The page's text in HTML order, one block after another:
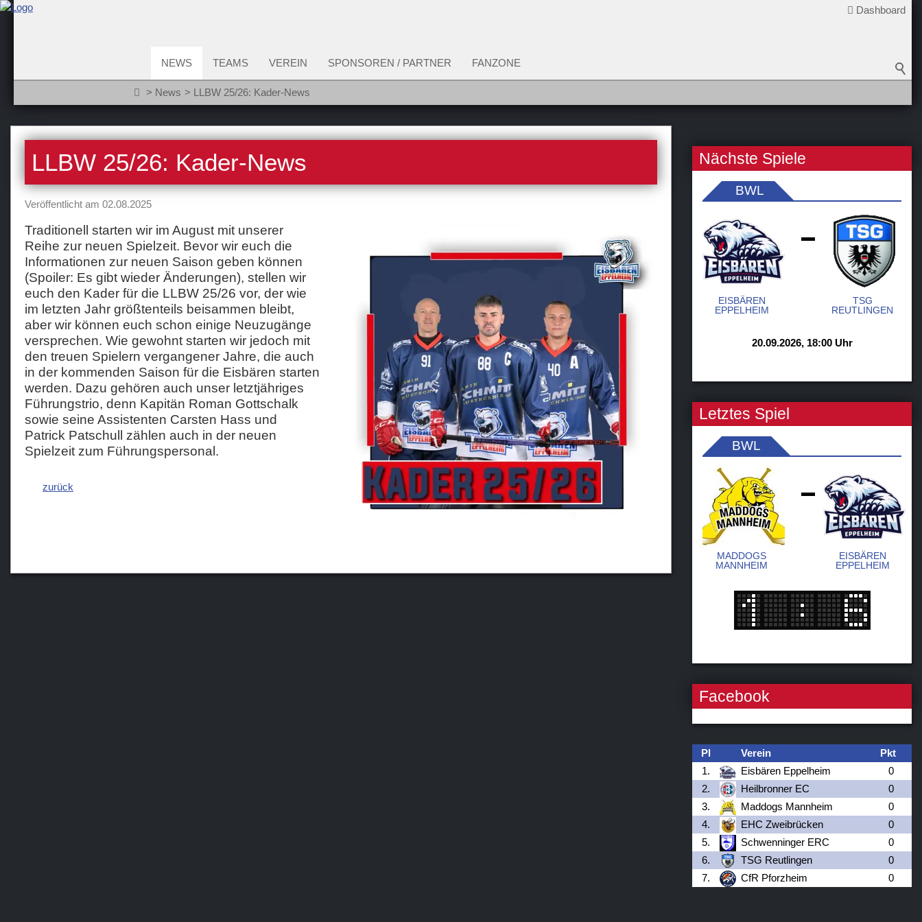
Dashboard
NEWS TEAMS VEREIN SPONSOREN / PARTNER FANZONE
News LLBW 25/26: Kader-News
LLBW 25/26: Kader-News
Veröffentlicht am 02.08.2025
Traditionell starten wir im August mit unserer
Reihe zur neuen Spielzeit. Bevor wir euch die
Informationen zur neuen Saison geben können
(Spoiler: Es gibt wieder Änderungen), stellen wir
euch den Kader für die LLBW 25/26 vor, der wie
im letzten Jahr größtenteils beisammen bleibt,
aber wir können euch schon einige Neuzugänge
versprechen. Wie gewohnt starten wir jedoch mit
den treuen Spielern vergangener Jahre, die auch
in der kommenden Saison für die Eisbären starten
werden. Dazu gehören auch unser letztjähriges
Führungstrio, denn Kapitän Roman Gottschalk
sowie seine Assistenten Carsten Hass und
Patrick Patschull zählen auch in der neuen
Spielzeit zum Führungspersonal.
zurück
Nächste Spiele
BWL
EISBÄREN
EPPELHEIM
-
TSG
REUTLINGEN
20.09.2026, 18:00 Uhr
Letztes Spiel
BWL
MADDOGS
MANNHEIM
-
EISBÄREN
EPPELHEIM
Facebook
Pl Verein
Pkt
1.
Eisbären Eppelheim
0
2.
Heilbronner EC
0
3.
Maddogs Mannheim
0
4.
EHC Zweibrücken
0
5.
Schwenninger ERC
0
6.
TSG Reutlingen
0
7.
CfR Pforzheim 0